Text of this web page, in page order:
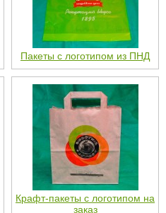
Пакеты с логотипом из ПНД
Крафт-пакеты с логотипом на
заказ